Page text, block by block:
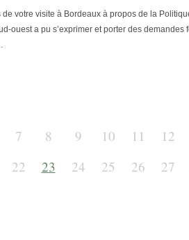
votre visite à Bordeaux à propos de la
ouest a pu s’exprimer et porter des demandes
7 8 9 10 11 12
22 23 24 25 26 27